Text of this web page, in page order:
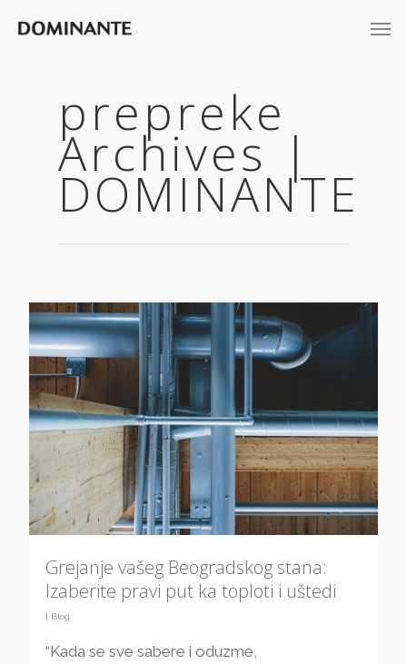
prepreke
Archives |
DOMINANTE
Grejanje vašeg Beogradskog stana:
Izaberite pravi put ka toploti i uštedi
| Blog
“Kada se sve sabere i oduzme,